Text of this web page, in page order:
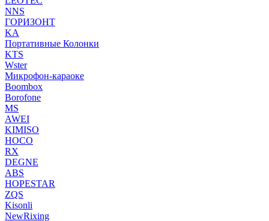
NNS
ГОРИЗОНТ
KA
Портативные Колонки
KTS
Wster
Микрофон-караоке
Boombox
Borofone
MS
AWEI
KIMISO
HOCO
RX
DEGNE
ABS
HOPESTAR
ZQS
Kisonli
NewRixing